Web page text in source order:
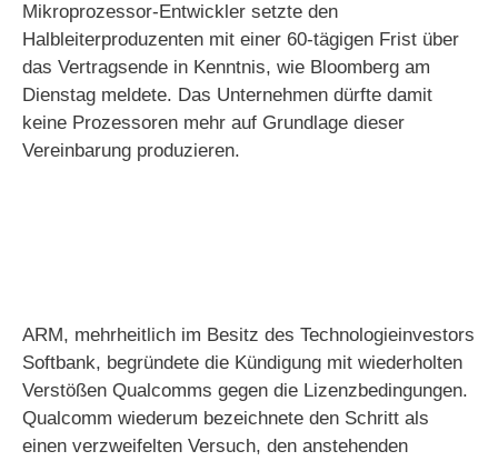
d
e
Mikroprozessor-Entwickler setzte den
Halbleiterproduzenten mit einer 60-tägigen Frist über
das Vertragsende in Kenntnis, wie Bloomberg am
Dienstag meldete. Das Unternehmen dürfte damit
keine Prozessoren mehr auf Grundlage dieser
Vereinbarung produzieren.
ARM, mehrheitlich im Besitz des Technologieinvestors
Softbank, begründete die Kündigung mit wiederholten
Verstößen Qualcomms gegen die Lizenzbedingungen.
Qualcomm wiederum bezeichnete den Schritt als
einen verzweifelten Versuch, den anstehenden